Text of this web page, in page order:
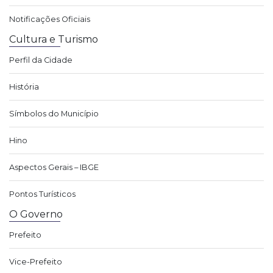
Notificações Oficiais
Cultura e Turismo
Perfil da Cidade
História
Símbolos do Município
Hino
Aspectos Gerais – IBGE
Pontos Turísticos
O Governo
Prefeito
Vice-Prefeito